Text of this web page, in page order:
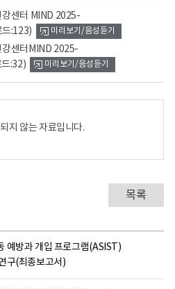
강센터 MIND 2025-
드:123) 미리보기/음성듣기
강센터MIND 2025-
:32) 미리보기/음성듣기
지 않는 자료입니다.
목록
예방과 개입 프로그램(ASIST)
구(최종보고서)